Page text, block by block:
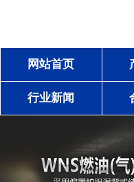
网站首页
行业新闻